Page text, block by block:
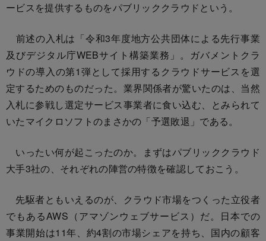
ービスを提供するものをパブリッククラウドという。
前述の入札は「令和3年度地方公共団体による先行事業
及びデジタル庁WEBサイト構築業務」。ガバメントクラ
ウドの導入の第1弾として採用するクラウドサービスを選
定するためのものだった。業界関係者が驚いたのは、当然
入札に参戦し選定サービス事業者に食い込む、とみられて
いたマイクロソフトのまさかの「予選敗退」である。
いったい何が起こったのか。まずはパブリッククラウド
大手3社の、それぞれの陣営の特徴を確認しておこう。
先駆者ともいえるのが、クラウド市場をつくった立役者
でもあるAWS（アマゾンウェブサービス）だ。日本での
事業開始は11年、約4割の市場シェアを持ち、国内の顧客